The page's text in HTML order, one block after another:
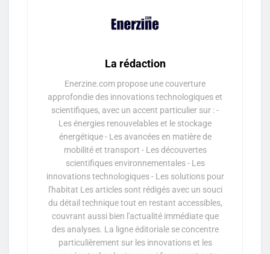
La rédaction
Enerzine.com propose une couverture
approfondie des innovations technologiques et
scientifiques, avec un accent particulier sur : -
Les énergies renouvelables et le stockage
énergétique - Les avancées en matière de
mobilité et transport - Les découvertes
scientifiques environnementales - Les
innovations technologiques - Les solutions pour
l'habitat Les articles sont rédigés avec un souci
du détail technique tout en restant accessibles,
couvrant aussi bien l'actualité immédiate que
des analyses. La ligne éditoriale se concentre
particulièrement sur les innovations et les